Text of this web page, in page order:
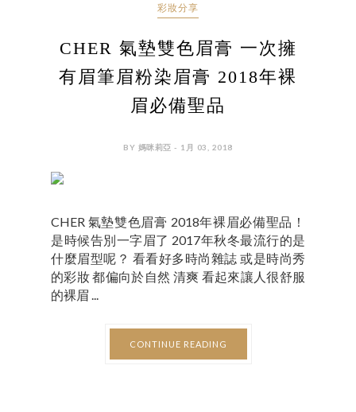
彩妝分享
CHER 氣墊雙色眉膏 一次擁
有眉筆眉粉染眉膏 2018年裸
眉必備聖品
BY 媽咪莉亞 - 1月 03, 2018
CHER 氣墊雙色眉膏 2018年裸眉必備聖品！
是時候告別一字眉了 2017年秋冬最流行的是
什麼眉型呢？ 看看好多時尚雜誌 或是時尚秀
的彩妝 都偏向於自然 清爽 看起來讓人很舒服
的裸眉 ...
CONTINUE READING